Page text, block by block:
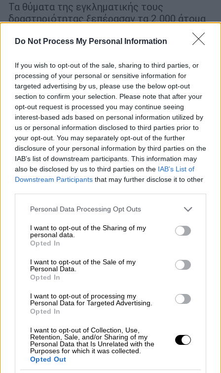
Do Not Process My Personal Information
If you wish to opt-out of the sale, sharing to third parties, or
processing of your personal or sensitive information for
targeted advertising by us, please use the below opt-out
section to confirm your selection. Please note that after your
opt-out request is processed you may continue seeing
interest-based ads based on personal information utilized by
us or personal information disclosed to third parties prior to
your opt-out. You may separately opt-out of the further
disclosure of your personal information by third parties on the
IAB’s list of downstream participants. This information may
also be disclosed by us to third parties on the IAB’s List of
Downstream Participants that may further disclose it to other
Please note that this website/app uses one or more Google
not limited to your visit or usage behaviour. You may click to
grant or deny consent to Google and its third-party tags to
use your data for below specified purposes in below Google
consent section.
Personal Data Processing Opt Outs
I want to opt-out of the Sharing of my
personal data.
Opted In
I want to opt-out of the Sale of my
Personal Data.
Opted In
I want to opt-out of processing my
Personal Data for Targeted Advertising.
Opted In
I want to opt-out of Collection, Use,
Retention, Sale, and/or Sharing of my
Personal Data that Is Unrelated with the
Purposes for which it was collected.
Opted Out
Τα θύματα της εγκληματικής τους
δραστηριότητας ξεπέρασαν τα 2.000 άτομα
οικονομικό όφελος να ανέρχεται στα 28
Cono de Arita: Η φυσική μυστηριώδης
πυραμίδα της Αργεντινής που
καθηλώνει - Μοναδικές εικόνες
Εξαιτίας του εξαιρετικού σχήματος της, για
πυραμίδα είχε κατασκευαστεί από τον
άνθρωπο
ΑΛΛΑ #TAGS